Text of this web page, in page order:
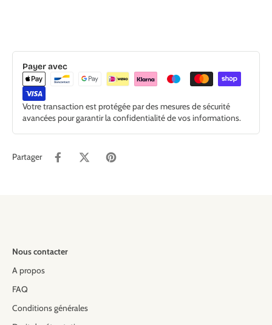
Payer avec
Votre transaction est protégée par des mesures de sécurité
avancées pour garantir la confidentialité de vos informations.
Partager
Nous contacter
A propos
FAQ
Conditions générales